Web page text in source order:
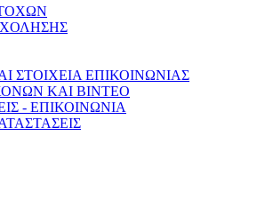
ΣΤΟΙΧΕΙΑ ΕΠΙΚΟΙΝΩΝΙΑΣ
ΚΑΙ ΒΙΝΤΕΟ
- ΕΠΙΚΟΙΝΩΝΙΑ